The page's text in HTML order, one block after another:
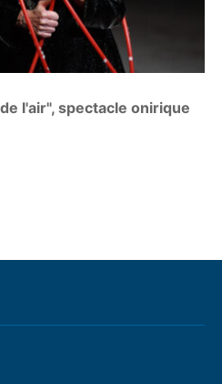
l'air", spectacle onirique